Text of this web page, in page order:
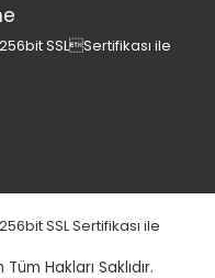
SSLSertifikası ile
SSL Sertifikası ile
Hakları Saklıdır.